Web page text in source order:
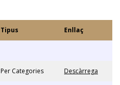
Tipus Enllaç
Per Categories Descàrrega